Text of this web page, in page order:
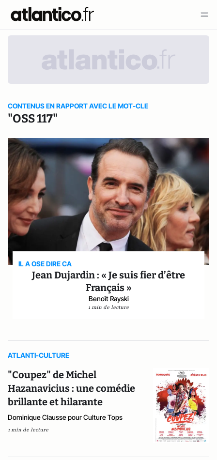
CONTENUS EN RAPPORT AVEC LE MOT-CLE
"OSS 117"
IL A OSE DIRE CA
Jean Dujardin : « Je suis fier d’être
Français »
Benoît Rayski
1 min de lecture
ATLANTI-CULTURE
"Coupez" de Michel
Hazanavicius : une comédie
brillante et hilarante
Dominique Clausse pour Culture Tops
1 min de lecture